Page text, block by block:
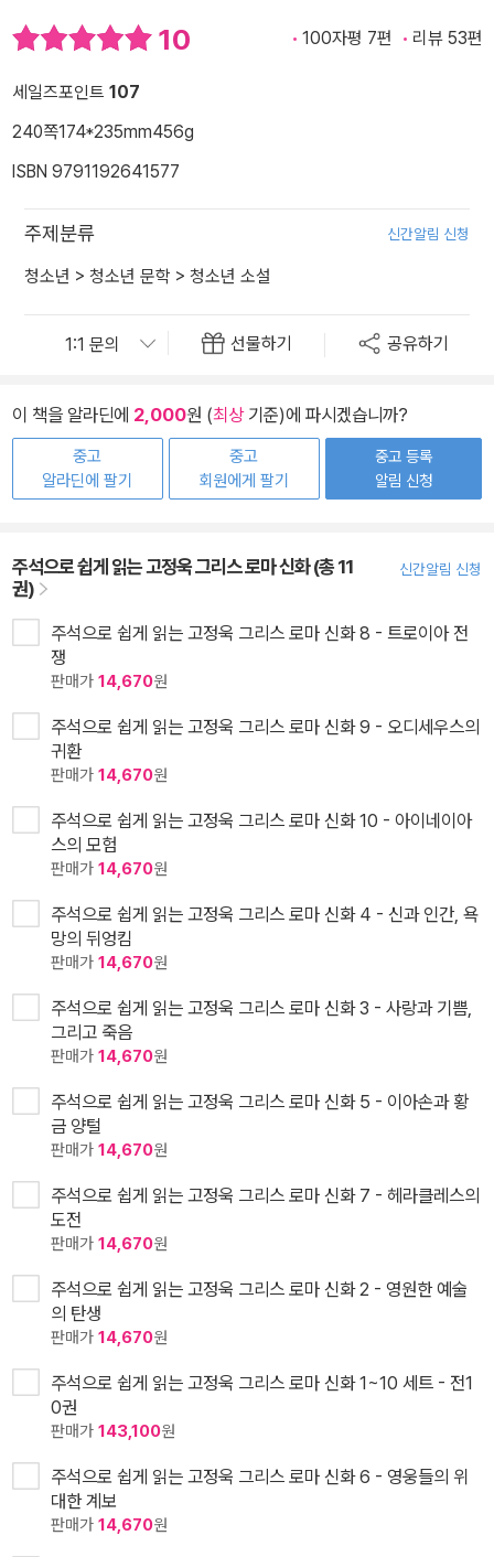
10 100자평 7편 리뷰 53편
세일즈포인트 107
240쪽174*235mm456g
ISBN 9791192641577
주제분류 신간알림 신청
청소년 > 청소년 문학 > 청소년 소설
선물하기 공유하기
이 책을 알라딘에 2,000원 (최상기준)에 파시겠습니까?
중고
알라딘에 팔기
중고
회원에게 팔기
중고 등록
알림 신청
주석으로 쉽게 읽는 고정욱 그리스 로마 신화 (총 11
권)
신간알림 신청
주석으로 쉽게 읽는 고정욱 그리스 로마 신화 8 - 트로이아 전
쟁
판매가 14,670원
주석으로 쉽게 읽는 고정욱 그리스 로마 신화 9 - 오디세우스의
귀환
판매가 14,670원
주석으로 쉽게 읽는 고정욱 그리스 로마 신화 10 - 아이네이아
스의 모험
판매가 14,670원
주석으로 쉽게 읽는 고정욱 그리스 로마 신화 4 - 신과 인간, 욕
망의 뒤엉킴
판매가 14,670원
주석으로 쉽게 읽는 고정욱 그리스 로마 신화 3 - 사랑과 기쁨,
그리고 죽음
판매가 14,670원
주석으로 쉽게 읽는 고정욱 그리스 로마 신화 5 - 이아손과 황
금 양털
판매가 14,670원
주석으로 쉽게 읽는 고정욱 그리스 로마 신화 7 - 헤라클레스의
도전
판매가 14,670원
주석으로 쉽게 읽는 고정욱 그리스 로마 신화 2 - 영원한 예술
의 탄생
판매가 14,670원
주석으로 쉽게 읽는 고정욱 그리스 로마 신화 1~10 세트 - 전1
0권
판매가 143,100원
주석으로 쉽게 읽는 고정욱 그리스 로마 신화 6 - 영웅들의 위
대한 계보
판매가 14,670원